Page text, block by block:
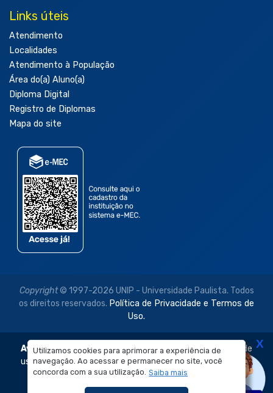
Utilizamos cookies para aprimorar a experiência de
navegação. Ao acessar e permanecer no site, você
concorda com a sua utilização. Saiba mais
Links úteis
Atendimento
Localidades
Atendimento à População
Área do(a) Aluno(a)
Diploma Digital
Registro de Diplomas
Mapa do site
Copyright© 1997-2026 UNIP - Universidade Paulista. Todos
os direitos reservados. Política de Privacidade e Termos de
Uso.
Aviso Legal: As imagens disponibilizadas neste site são de
uso exclusivo institucional do Sistema de Ensino Objetivo e
da Universidade Paulista – UNIP.
É proibida a reprodução, utilização, edição ou
X